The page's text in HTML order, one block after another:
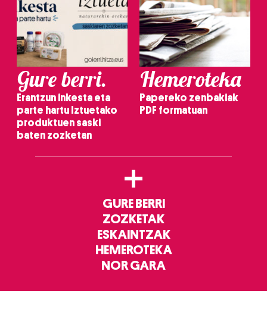
Gure berri.
Erantzun inkesta eta
parte hartu Iztuetako
produktuen saski
baten zozketan
Hemeroteka
Papereko zenbakiak
PDF formatuan
+
GURE BERRI
ZOZKETAK
ESKAINTZAK
HEMEROTEKA
NOR GARA